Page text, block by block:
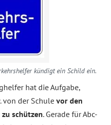
kündigt ein Schild ein.
hat die Aufgabe,
von der Schule vor den
schützen. Gerade für Abc-